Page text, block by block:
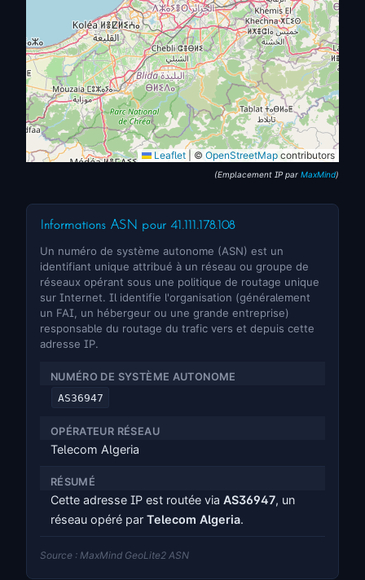
Leaflet © OpenStreetMap contributors
(Emplacement IP par MaxMind)
Informations ASN pour 41.111.178.108
Un numéro de système autonome (ASN) est un
identifiant unique attribué à un réseau ou groupe de
réseaux opérant sous une politique de routage unique
sur Internet. Il identifie l'organisation (généralement
un FAI, un hébergeur ou une grande entreprise)
responsable du routage du trafic vers et depuis cette
adresse IP.
NUMÉRO DE SYSTÈME AUTONOME
AS36947
OPÉRATEUR RÉSEAU
Telecom Algeria
RÉSUMÉ
Cette adresse IP est routée via AS36947, un
réseau opéré par Telecom Algeria.
Source : MaxMind GeoLite2 ASN